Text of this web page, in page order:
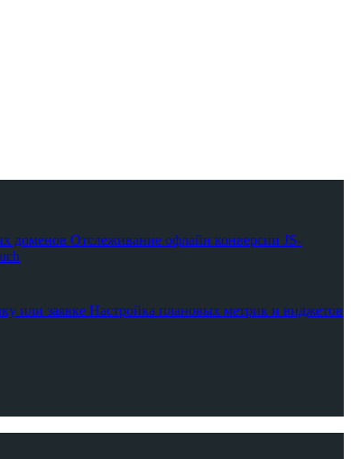
доменов Отслеживание офлайн конверсии JS-
или заявке Настройка плановых метрик и виджетов